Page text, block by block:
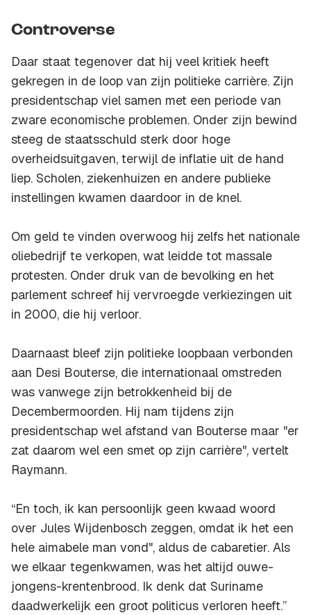
Controverse
Daar staat tegenover dat hij veel kritiek heeft
gekregen in de loop van zijn politieke carrière. Zijn
presidentschap viel samen met een periode van
zware economische problemen. Onder zijn bewind
steeg de staatsschuld sterk door hoge
overheidsuitgaven, terwijl de inflatie uit de hand
liep. Scholen, ziekenhuizen en andere publieke
instellingen kwamen daardoor in de knel.
Om geld te vinden overwoog hij zelfs het nationale
oliebedrijf te verkopen, wat leidde tot massale
protesten. Onder druk van de bevolking en het
parlement schreef hij vervroegde verkiezingen uit
in 2000, die hij verloor.
Daarnaast bleef zijn politieke loopbaan verbonden
aan Desi Bouterse, die internationaal omstreden
was vanwege zijn betrokkenheid bij de
Decembermoorden. Hij nam tijdens zijn
presidentschap wel afstand van Bouterse maar "er
zat daarom wel een smet op zijn carrière", vertelt
Raymann.
“En toch, ik kan persoonlijk geen kwaad woord
over Jules Wijdenbosch zeggen, omdat ik het een
hele aimabele man vond", aldus de cabaretier. Als
we elkaar tegenkwamen, was het altijd ouwe-
jongens-krentenbrood. Ik denk dat Suriname
daadwerkelijk een groot politicus verloren heeft.”